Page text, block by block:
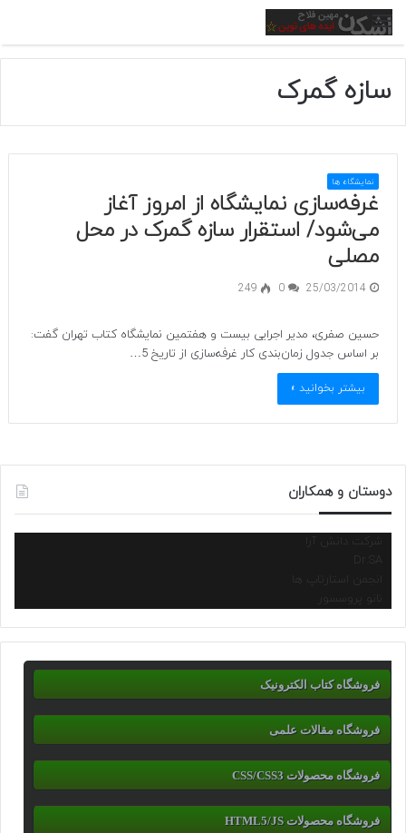
منو
سازه گمرک
نمایشگاه ها
غرفه‌سازی نمایشگاه از امروز آغاز
می‌شود/ استقرار سازه گمرک در محل
مصلی
25/03/2014
0
249
حسین صفری، مدیر اجرایی بیست و هفتمین نمایشگاه کتاب تهران گفت:
بر اساس جدول زمان‌بندی کار غرفه‌سازی از تاریخ 5…
بیشتر بخوانید »
دوستان و همکاران
شرکت دانش آرا
انجمن استارتاپ ها
نانو پروسسور
فروشگاه کتاب الکترونیک
فروشگاه مقالات علمی
فروشگاه محصولات CSS/CSS3
فروشگاه محصولات HTML5/JS